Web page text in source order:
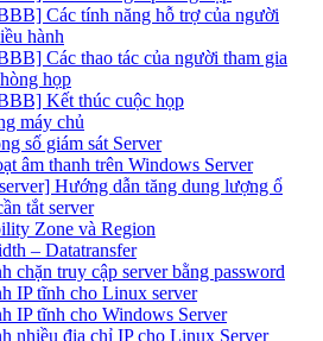
Các tính năng hỗ trợ của người
hành
Các thao tác của người tham gia
họp
Kết thúc cuộc họp
máy chủ
số giám sát Server
âm thanh trên Windows Server
Hướng dẫn tăng dung lượng ổ
tắt server
Zone và Region
– Datatransfer
chặn truy cập server bằng password
IP tĩnh cho Linux server
IP tĩnh cho Windows Server
nhiều địa chỉ IP cho Linux Server